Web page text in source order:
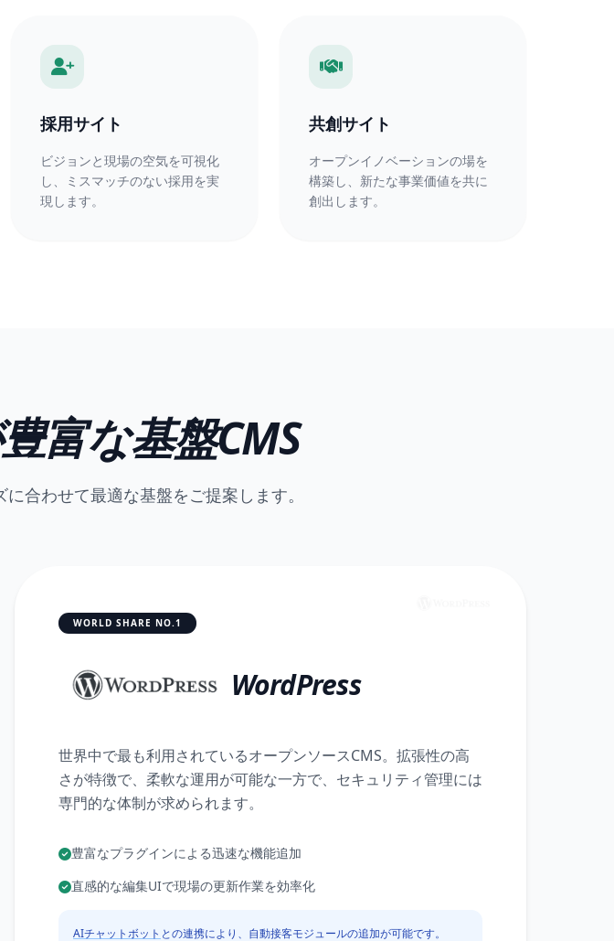
採用サイト
ビジョンと現場の空気を可視化
し、ミスマッチのない採用を実
現します。
共創サイト
オープンイノベーションの場を
構築し、新たな事業価値を共に
創出します。
富な基盤CMS
合わせて最適な基盤をご提案します。
WORLD SHARE NO.1
WordPress
世界中で最も利用されているオープンソースCMS。拡張性の高
さが特徴で、柔軟な運用が可能な一方で、セキュリティ管理には
専門的な体制が求められます。
豊富なプラグインによる迅速な機能追加
直感的な編集UIで現場の更新作業を効率化
AIチャットボット との連携により、自動接客モジュールの追加が可能です。